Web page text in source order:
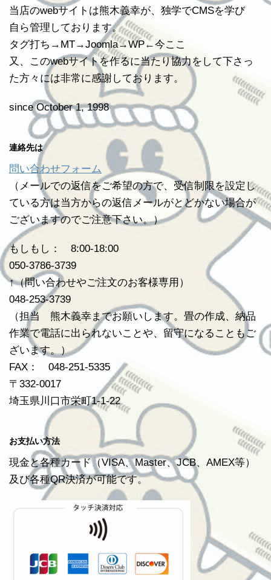
当店のwebサイトは熊木義幸が、独学でCMSを学び
自ら管理しております。
タグ打ち→MT→Joomla→WP←今ここ
又、このwebサイトを作るに当たり協力をして下さっ
た方々には非常に感謝しております。
since October 1, 1998
連絡先は
問い合わせフォーム
（メールでの返信をご希望の方で、受信制限を設定し
ている方は当方からの返信メールがとどかない場合が
ございますのでご注意下さい。）
もしもし： 8:00-18:00
050-3786-3739
↑（問い合わせやご注文のお客様専用）
048-253-3739
（担当 熊木義幸までお願いします。畳の作成、納品
作業で電話に出られないことや、留守になることもご
ざいます。）
FAX： 048-251-5335
〒332-0017
埼玉県川口市栄町1-1-22
お支払い方法
現金と各種カード（VISA、Master、JCB、AMEX等）
及び各種QR決済が可能です。